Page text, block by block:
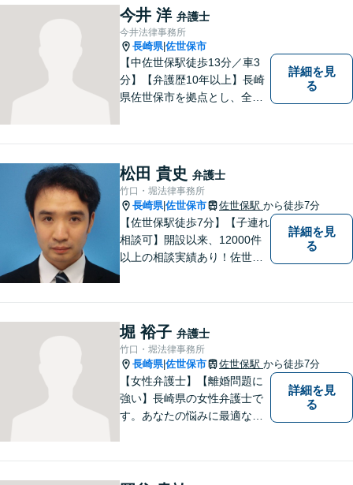
プの手続きが可能◎【駐車場
あり】
今井 洋 弁護士
今井法律事務所
長崎県|佐世保市
【中佐世保駅徒歩13分／車3
分】【弁護歴10年以上】長崎
県佐世保市を拠点とし、全国
トやリスクをご説明し、納得
の解決へと導きます。時間外
のご相談にも対応可能ですの
で、お気軽にご連絡くださ
い。
詳細を見
る
松田 貴史 弁護士
竹口・堀法律事務所
長崎県|佐世保市 佐世保駅 から徒歩7分
【佐世保駅徒歩7分】【子連れ
相談可】開設以来、12000件
以上の相談実績あり！佐世保
題・企業法務等、お困りごと
はなんでもご相談ください。
【他士業連携】
詳細を見
る
堀 裕子 弁護士
竹口・堀法律事務所
長崎県|佐世保市 佐世保駅 から徒歩7分
【女性弁護士】【離婚問題に
強い】長崎県の女性弁護士で
す。あなたの悩みに最適なリ
詳細を見
る